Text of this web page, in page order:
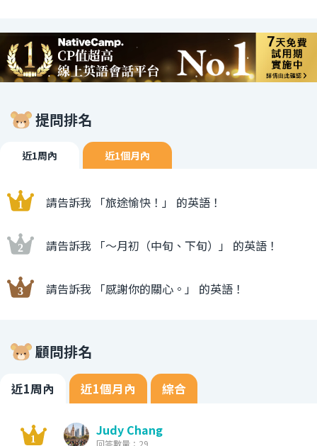
提問排名
近1周內 近1個月內
請告訴我 「旅途愉快！」 的英語！
請告訴我 「〜月初（中旬、下旬）」 的英語！
請告訴我 「感謝你的關心。」 的英語！
顧問排名
近1周內 近1個月內 綜合
Judy Chang
回答數量：29